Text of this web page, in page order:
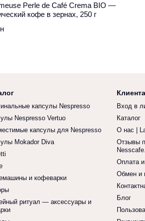
Perle de Café Crema BIO —
кофе в зернах, 250 г
капсулы Nespresso
Nespresso Vertuo
капсулы для Nespresso
Mokador Diva
и кофеварки
ритуал — аксессуары и
Вход в
Каталог
О нас |
Отзывы
Оплата
Обмен и
Блог